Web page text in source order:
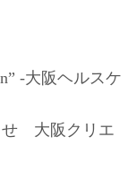
-大阪ヘルスケ
せ 大阪クリエ